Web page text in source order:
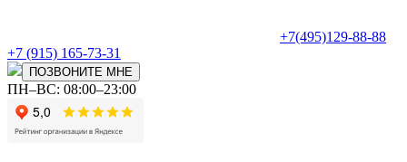
+7(495)129-88-88
+7 (915) 165-73-31
ПОЗВОНИТЕ МНЕ
ПН–ВС: 08:00–23:00